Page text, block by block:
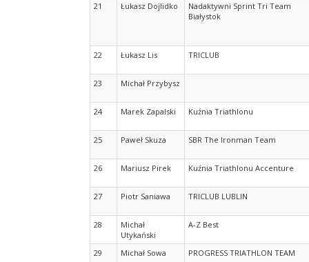
21 Łukasz Dojlidko
Nadaktywni Sprint Tri Team
Białystok
22 Łukasz Lis TRICLUB
23 Michał Przybysz
24 Marek Zapalski Kuźnia Triathlonu
25 Paweł Skuza SBR The Ironman Team
26 Mariusz Pirek Kuźnia Triathlonu Accenture
27 Piotr Saniawa TRICLUB LUBLIN
28
Michał
Utykański
A-Z Best
29 Michał Sowa PROGRESS TRIATHLON TEAM